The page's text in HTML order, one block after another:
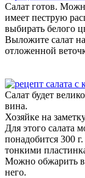
Салат готов.
имеет пеструю
выбирать белого
Выложите салат
отложенной
Салат будет
вина.
Хозяйке на
Для этого салата
понадобится 300
тонкими
Можно обжарить
него.